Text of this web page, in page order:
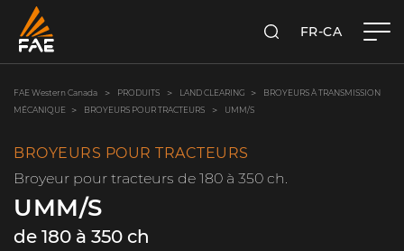
RECHERCHER
FR-CA
FAE Western Canada PRODUITS LAND CLEARING
BROYEURS À TRANSMISSION
MÉCANIQUE
BROYEURS POUR TRACTEURS UMM/S
BROYEURS POUR TRACTEURS
Broyeur pour tracteurs de 180 à 350 ch.
UMM/S
de 180 à 350 ch